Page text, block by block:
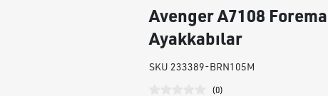
Avenger A7108
Ayakkabılar
SKU 233389-BRN105M
(0)